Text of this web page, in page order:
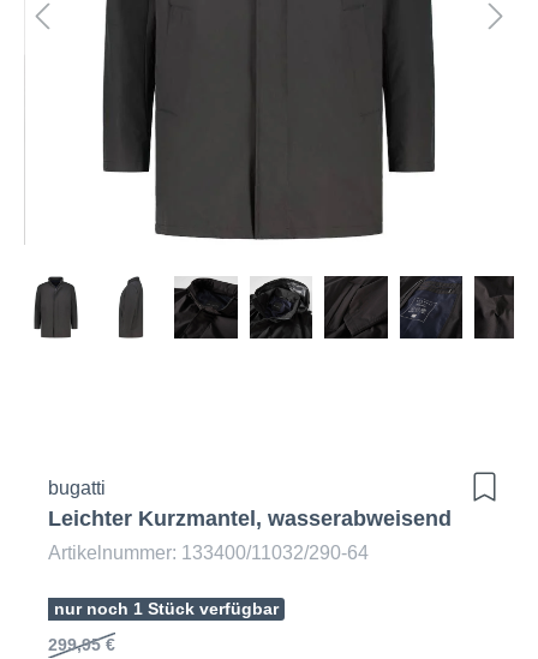
bugatti
Leichter Kurzmantel, wasserabweisend
Artikelnummer: 133400/11032/290-64
nur noch 1 Stück verfügbar
299,95 €